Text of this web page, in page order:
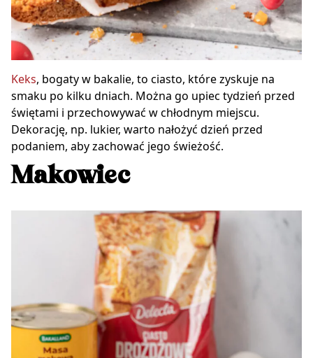
Keks, bogaty w bakalie, to ciasto, które zyskuje na
smaku po kilku dniach. Można go upiec tydzień przed
świętami i przechowywać w chłodnym miejscu.
Dekorację, np. lukier, warto nałożyć dzień przed
podaniem, aby zachować jego świeżość.
Makowiec